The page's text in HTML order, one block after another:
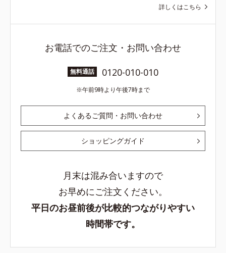
詳しくはこちら
お電話でのご注文・お問い合わせ
無料通話 0120-010-010
午前9時より午後7時まで
よくあるご質問・お問い合わせ
ショッピングガイド
月末は混み合いますので
お早めにご注文ください。
平日のお昼前後が比較的つながりやすい
時間帯です。